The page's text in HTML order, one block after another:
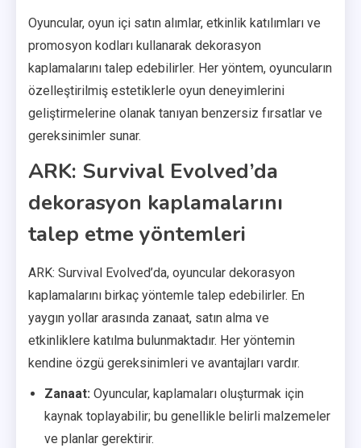
Oyuncular, oyun içi satın alımlar, etkinlik katılımları ve
promosyon kodları kullanarak dekorasyon
kaplamalarını talep edebilirler. Her yöntem, oyuncuların
özelleştirilmiş estetiklerle oyun deneyimlerini
geliştirmelerine olanak tanıyan benzersiz fırsatlar ve
gereksinimler sunar.
ARK: Survival Evolved’da
dekorasyon kaplamalarını
talep etme yöntemleri
ARK: Survival Evolved’da, oyuncular dekorasyon
kaplamalarını birkaç yöntemle talep edebilirler. En
yaygın yollar arasında zanaat, satın alma ve
etkinliklere katılma bulunmaktadır. Her yöntemin
kendine özgü gereksinimleri ve avantajları vardır.
Zanaat: Oyuncular, kaplamaları oluşturmak için
kaynak toplayabilir; bu genellikle belirli malzemeler
ve planlar gerektirir.